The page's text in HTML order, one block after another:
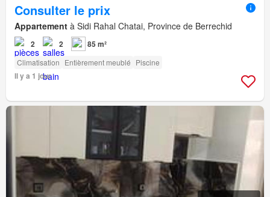
Consulter le prix
Appartement à Sidi Rahal Chatai, Province de Berrechid
2 2 85 m²
Climatisation Entièrement meublé Piscine
Il y a 1 jour